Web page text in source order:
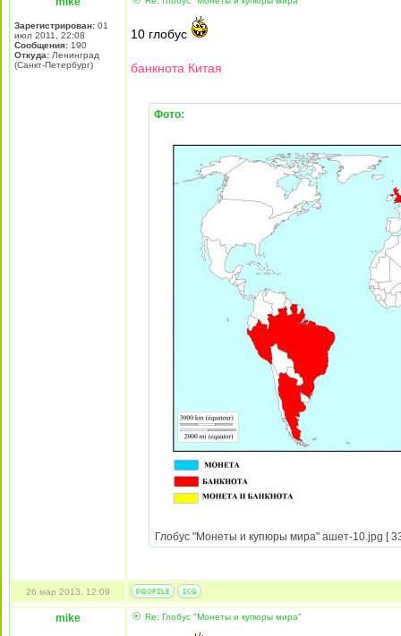
Зарегистрирован: 01
июл 2011, 22:08
Сообщения: 190
Откуда: Ленинград
(Санкт-Петербург)
10 глобус
банкнота Китая
Фото:
Глобус "Монеты и купюры мира" ашет-10.jpg [
26 мар 2013, 12:09
mike Re: Глобус "Монеты и купюры мира"